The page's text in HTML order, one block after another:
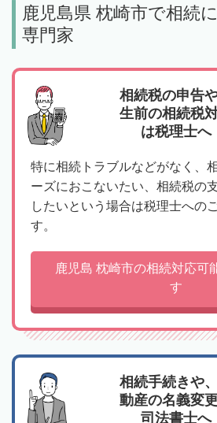
鹿児島県 枕崎市で相続
専門家
相続税の申告や
生前の相続税
は税理士へ
特に相続トラブルなどがなく、
ーズにおこないたい、相続税の
したいという場合は税理士への
す。
鹿児島 枕崎市の相続対応可
す
相続手続きや
動産の名義変
司法書士へ